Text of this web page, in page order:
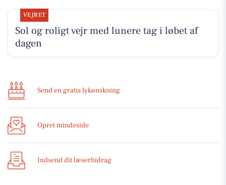
VEJRET
Sol og roligt vejr med lunere tag i løbet af
dagen
Send en gratis lykønskning
Opret mindeside
Indsend dit læserbidrag